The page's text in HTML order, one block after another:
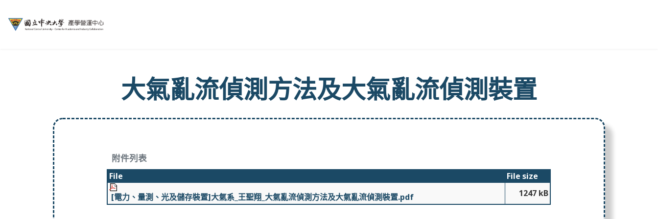
大氣亂流偵測方法及大氣亂流偵測裝置
附件列表
File
File size
[電力、量測、光及儲存裝置]大氣系_王聖翔_大氣亂流偵測方法及大氣亂流偵測裝置.pdf
1247 kB